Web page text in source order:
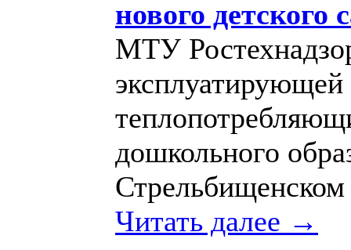
нового детского
МТУ
эксплуатирующей
дошкольного
Читать далее →